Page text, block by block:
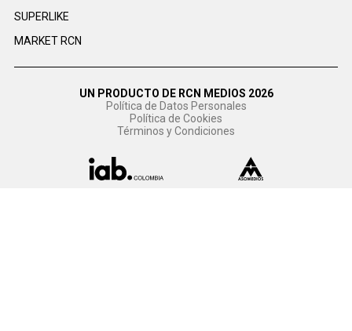
SUPERLIKE
MARKET RCN
UN PRODUCTO DE RCN MEDIOS 2026
Política de Datos Personales
Política de Cookies
Términos y Condiciones